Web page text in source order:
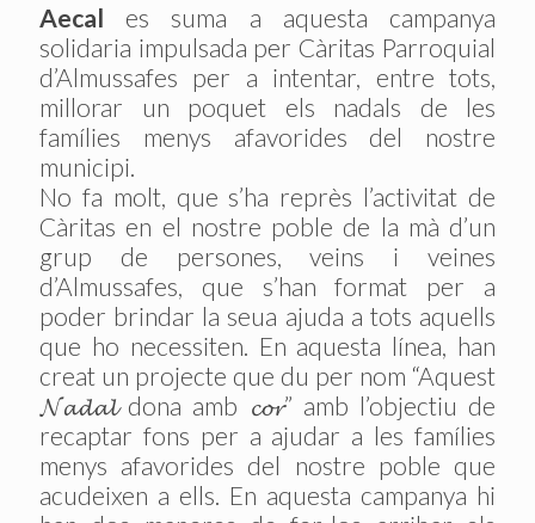
Aecal es suma a aquesta campanya
solidaria impulsada per Càritas Parroquial
d’Almussafes per a intentar, entre tots,
millorar un poquet els nadals de les
famílies menys afavorides del nostre
municipi.
No fa molt, que s’ha reprès l’activitat de
Càritas en el nostre poble de la mà d’un
grup de persones, veins i veines
d’Almussafes, que s’han format per a
poder brindar la seua ajuda a tots aquells
que ho necessiten. En aquesta línea, han
creat un projecte que du per nom “Aquest
𝓝𝓪𝓭𝓪𝓵 dona amb 𝓬𝓸𝓻” amb l’objectiu de
recaptar fons per a ajudar a les famílies
menys afavorides del nostre poble que
acudeixen a ells. En aquesta campanya hi